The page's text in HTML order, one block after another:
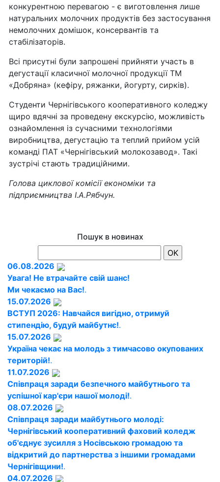
конкурентною перевагою - є виготовлення лише
натуральних молочних продуктів без застосування
немолочних домішок, консервантів та
стабілізаторів.
Всі присутні були запрошені прийняти участь в
дегустації класичної молочної продукції ТМ
«Добряна» (кефіру, ряжанки, йогурту, сирків).
Студенти Чернігівського кооперативного коледжу
щиро вдячні за проведену екскурсію, можливість
ознайомлення із сучасними технологіями
виробництва, дегустацію та теплий прийом усій
команді ПАТ «Чернігівський молокозавод». Такі
зустрічі стають традиційними.
Голова циклової комісії економіки та
підприємництва І.А.Рябчун.
Пошук в новинах
06.08.2026
Увага! Не втрачайте свій шанс!
Ми чекаємо на Вас!.
15.07.2026
ВСТУП 2026: Навчайся вигідно, отримуй
стипендію, будуй майбутнє!.
15.07.2026
Україна чекає на молодь з тимчасово окупованих
територій!.
11.07.2026
Співпраця заради безпечного майбутнього та
успішної кар'єри нашої молоді!.
08.07.2026
Співпраця заради майбутнього молоді:
Чернігівський кооперативний фаховий коледж
об'єднує зусилля з Носівською громадою та
відкритий до партнерства з іншими громадами
Чернігівщини!.
04.07.2026